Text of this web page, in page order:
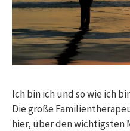
Ich bin ich und so wie ich
Die große
hier, über den wichtigsten